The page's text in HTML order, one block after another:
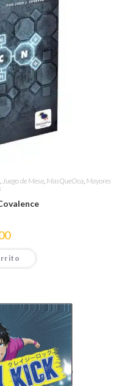
,Juego de Mesa, MasQueOca, Mayores